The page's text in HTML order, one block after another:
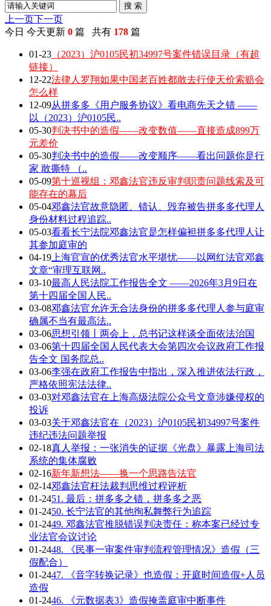
搜 索
上一页下一页
今日 今天更新 0 篇 共有 178 篇
01-23 （2023）沪0105民初34997号案件错误目录（有超
链接）
12-22法律人罗翔如果中国老百姓都敢去行使天价索赔会
怎么样
12-09从拼多多《用户服务协议》看电商先天之错 ——
以（2023）沪0105民..
05-30判决书中的造假——改变数值——直接造成899万
元差价
05-30判决书中的造假——改变顺序——看出问题你是行
家 敢撕特 （..
05-09第十巡视组：邓鑫法官违反审判职责问题线索及可
能存在的幕后
05-04邓鑫法官故意隐匿、错认、毁弃被告拼多多代理人
身份材料过程追踪..
05-03看看长宁法院邓鑫法官是怎样偏袒拼多多代理人让
其参加庭审的
04-19 上海官宣的优秀法官水平堪忧——以网红法官邓鑫
文章“审理互联网..
03-10最高人民法院工作报告全文 ——2026年3月9日在
第十四届全国人民..
03-08邓鑫法官允许无合法身份的拼多多代理人参与庭审
确属不当有最高法..
03-06思想引领丨两会上，总书记这样谈全面依法治国
03-06第十四届全国人民代表大会第四次会议政府工作报
告全文 国务院总..
03-06李强在政府工作报告中指出，深入推进依法行政，
严格依照宪法法律..
03-03对邓鑫法官在上海高级法院公众号文章涉嫌侵权的
投诉
03-03关于邓鑫法官在（2023）沪0105民初34997号案件
违纪违法问题举报
02-18真人举报：一张消失的证据《光盘》暴露上海司法
系统的集体腐败
02-16新年新想法——换一个思路告法官
02-14邓鑫法官枉法裁判思维过程评析
01-2451. 最后：拼多多之错，拼多多之恶
01-2450. 长宁法官的其他徇私舞弊行为追踪
01-2449. 邓鑫法官推脱错误判决责任：称本案已经过专
业法官会议讨论
01-2448. 《民事一审案件审判流程管理情况》造假（三
假配合）
01-2447. 《音字转换记录》也造假：开庭时间造假+人员
造假
01-2446. 《元数据表3》造假掩盖庭审中断事件